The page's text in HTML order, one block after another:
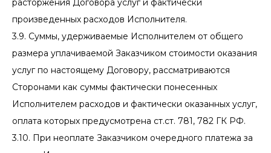
расторжения Договора услуг и фактически
произведенных расходов Исполнителя.
3.9. Суммы, удерживаемые Исполнителем от общего
размера уплачиваемой Заказчиком стоимости оказания
услуг по настоящему Договору, рассматриваются
Сторонами как суммы фактически понесенных
Исполнителем расходов и фактически оказанных услуг,
оплата которых предусмотрена ст.ст. 781, 782 ГК РФ.
3.10. При неоплате Заказчиком очередного платежа за